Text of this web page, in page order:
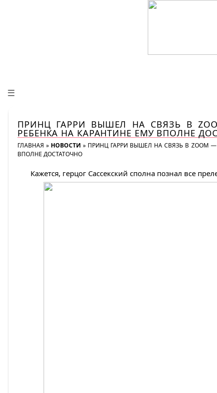
☰
ПРИНЦ ГАРРИ ВЫШЕЛ НА СВЯЗЬ В
РЕБЕНКА НА КАРАНТИНЕ ЕМУ ВПОЛНЕ
ГЛАВНАЯ » НОВОСТИ » ПРИНЦ ГАРРИ ВЫШЕЛ НА СВЯЗЬ В ZOOM
ВПОЛНЕ ДОСТАТОЧНО
Кажется, герцог Сассекский сполна познал все